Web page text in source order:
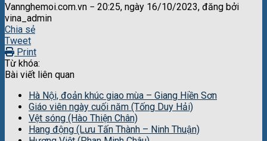
Vannghemoi.com.vn − 20:25, ngày 16/10/2023, đăng bởi
vina_admin
Chia sẻ
Tweet
Print
Từ khóa:
Bài viết liên quan
Hà Nội, đoản khúc giao mùa – Giang Hiền Sơn
Giáo viên ngày cuối năm (Tống Duy Hải)
Vệt sóng (Hào Thiện Chân)
Hang động (Lưu Tấn Thành – Ninh Thuận)